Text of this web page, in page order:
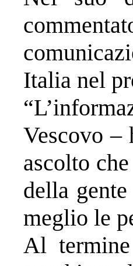
Italia nel
Vescovo –
ascolto
della
meglio le
Al